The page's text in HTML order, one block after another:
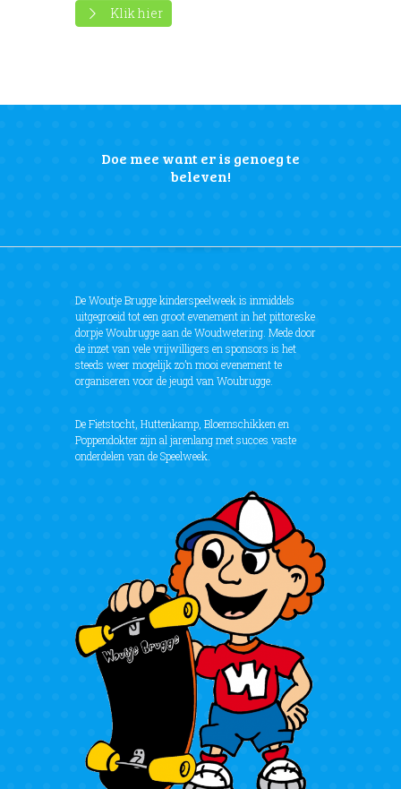
Klik hier
Doe mee want er is genoeg te
beleven!
De Woutje Brugge kinderspeelweek is inmiddels
uitgegroeid tot een groot evenement in het pittoreske
dorpje Woubrugge aan de Woudwetering. Mede door
de inzet van vele vrijwilligers en sponsors is het
steeds weer mogelijk zo’n mooi evenement te
organiseren voor de jeugd van Woubrugge.
De Fietstocht, Huttenkamp, Bloemschikken en
Poppendokter zijn al jarenlang met succes vaste
onderdelen van de Speelweek.